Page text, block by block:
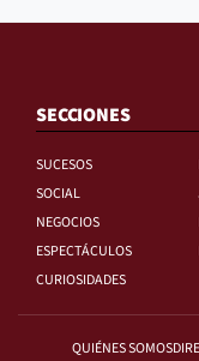
SECCIONES
SUCESOS
SOCIAL
NEGOCIOS
ESPECTÁCULOS
CURIOSIDADES
QUIÉNES SOMOS